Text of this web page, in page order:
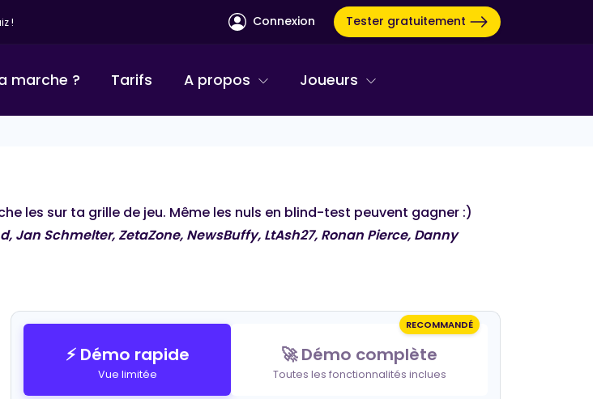
! Connexion Tester gratuitement
marche ? Tarifs A propos Joueurs
les sur ta grille de jeu. Même les nuls en blind-test peuvent gagner :)
Jan Schmelter, ZetaZone, NewsBuffy, LtAsh27, Ronan Pierce, Danny
⚡ Démo rapide
Vue limitée
RECOMMANDÉ
🚀 Démo complète
Toutes les fonctionnalités inclues